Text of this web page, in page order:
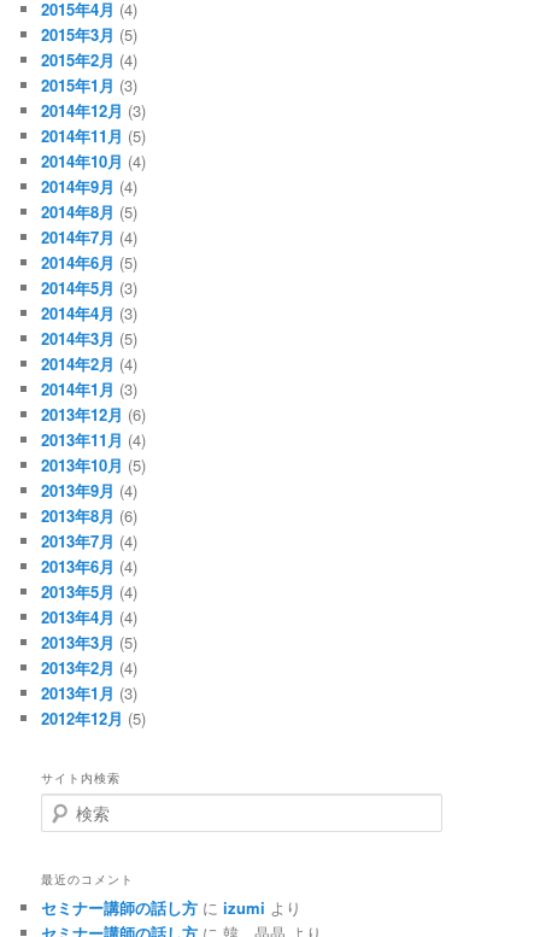
2015年4月 (4)
2015年3月 (5)
2015年2月 (4)
2015年1月 (3)
2014年12月 (3)
2014年11月 (5)
2014年10月 (4)
2014年9月 (4)
2014年8月 (5)
2014年7月 (4)
2014年6月 (5)
2014年5月 (3)
2014年4月 (3)
2014年3月 (5)
2014年2月 (4)
2014年1月 (3)
2013年12月 (6)
2013年11月 (4)
2013年10月 (5)
2013年9月 (4)
2013年8月 (6)
2013年7月 (4)
2013年6月 (4)
2013年5月 (4)
2013年4月 (4)
2013年3月 (5)
2013年2月 (4)
2013年1月 (3)
2012年12月 (5)
サイト内検索
検
索
最近のコメント
セミナー講師の話し方 にizumi より